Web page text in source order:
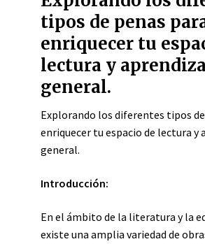
tipos de penas
enriquecer tu
lectura y
general.
Explorando los diferentes tipos
enriquecer tu espacio de lectura y
general.
Introducción:
En el ámbito de la literatura y la
existe una amplia variedad de